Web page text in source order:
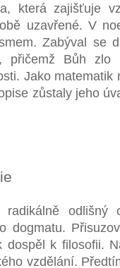
která zajišťuje
uzavřené. V
Zabýval se
Bůh zlo
Jako matematik
zůstaly jeho
odlišný
dogmatu.
k filosofii.
vzdělání.